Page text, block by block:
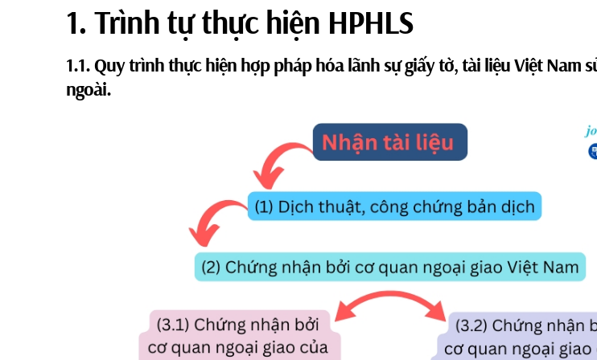
1. Trình tự thực hiện HPHLS
1.1. Quy trình thực hiện hợp pháp hóa lãnh sự giấy tờ, tài liệu Việt Nam
ngoài.